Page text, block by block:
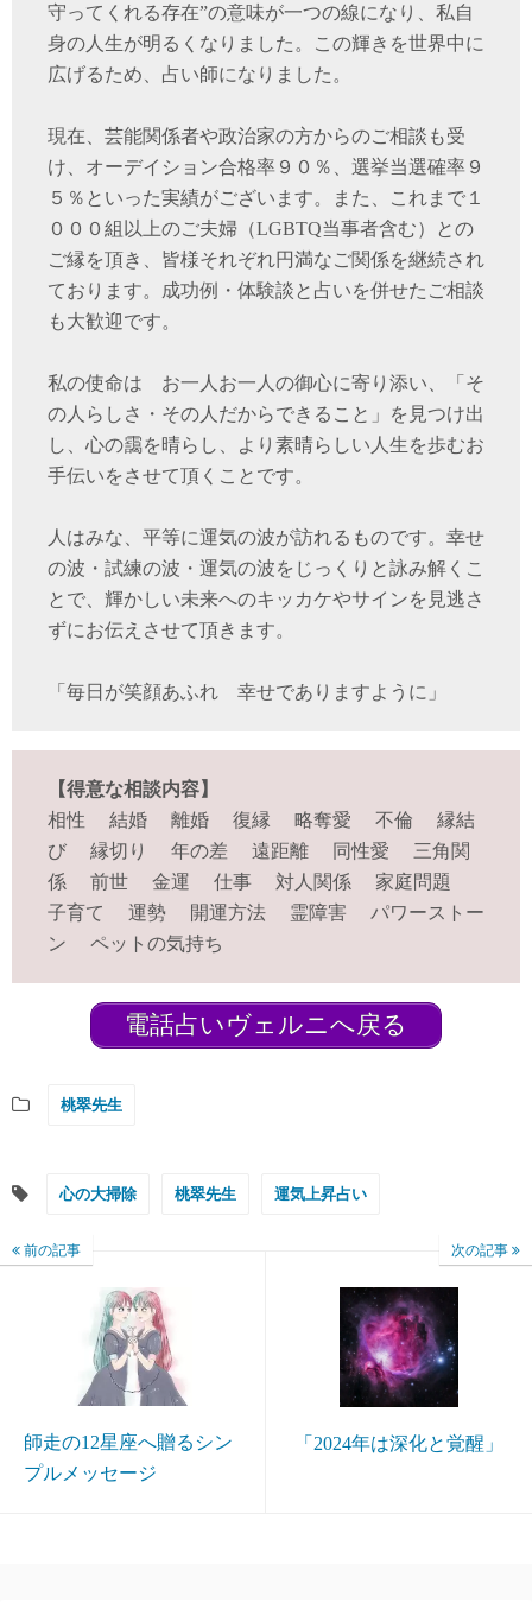
守ってくれる存在”の意味が一つの線になり、私自
身の人生が明るくなりました。この輝きを世界中に
広げるため、占い師になりました。
現在、芸能関係者や政治家の方からのご相談も受
け、オーデイション合格率９０％、選挙当選確率９
５％といった実績がございます。また、これまで１
０００組以上のご夫婦（LGBTQ当事者含む）との
ご縁を頂き、皆様それぞれ円満なご関係を継続され
ております。成功例・体験談と占いを併せたご相談
も大歓迎です。
私の使命は お一人お一人の御心に寄り添い、「そ
の人らしさ・その人だからできること」を見つけ出
し、心の靄を晴らし、より素晴らしい人生を歩むお
手伝いをさせて頂くことです。
人はみな、平等に運気の波が訪れるものです。幸せ
の波・試練の波・運気の波をじっくりと詠み解くこ
とで、輝かしい未来へのキッカケやサインを見逃さ
ずにお伝えさせて頂きます。
「毎日が笑顔あふれ 幸せでありますように」
【得意な相談内容】
相性 結婚 離婚 復縁 略奪愛 不倫 縁結
び 縁切り 年の差 遠距離 同性愛 三角関
係 前世 金運 仕事 対人関係 家庭問題
子育て 運勢 開運方法 霊障害 パワーストー
ン ペットの気持ち
電話占いヴェルニへ戻る
桃翠先生
心の大掃除 桃翠先生 運気上昇占い
前の記事
師走の12星座へ贈るシン
プルメッセージ
次の記事
「2024年は深化と覚醒」